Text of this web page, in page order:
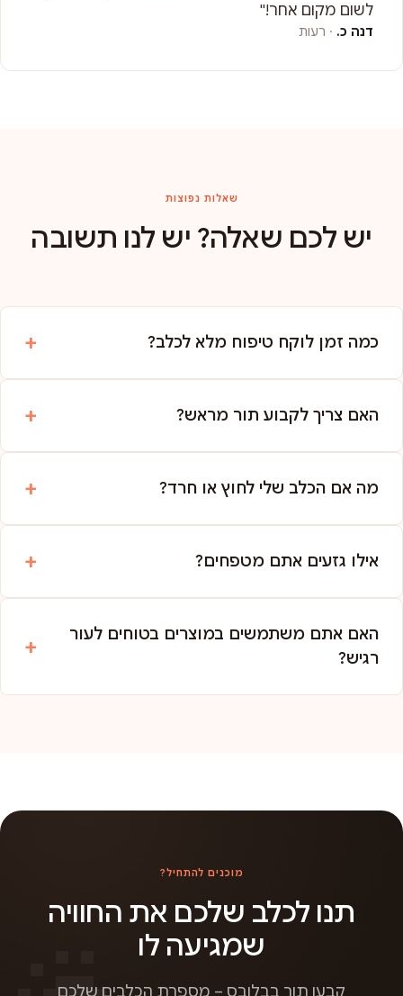
לשום מקום אחר!"
דנה כ. · רעות
שאלות נפוצות
יש לכם שאלה? יש לנו תשובה
כמה זמן לוקח טיפוח מלא לכלב?
האם צריך לקבוע תור מראש?
מה אם הכלב שלי לחוץ או חרד?
אילו גזעים אתם מטפחים?
האם אתם משתמשים במוצרים בטוחים לעור
רגיש?
מוכנים להתחיל?
תנו לכלב שלכם את החוויה
שמגיעה לו
קבעו תור בבלובס – מספרת הכלבים שלכם